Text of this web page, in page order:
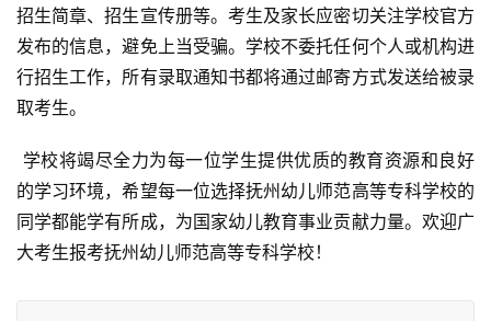
招生简章、招生宣传册等。考生及家长应密切关注学校官方
发布的信息，避免上当受骗。学校不委托任何个人或机构进
行招生工作，所有录取通知书都将通过邮寄方式发送给被录
取考生。
的学习环境，希望每一位选择抚州幼儿师范高等专科学校的
同学都能学有所成，为国家幼儿教育事业贡献力量。欢迎广
大考生报考抚州幼儿师范高等专科学校！